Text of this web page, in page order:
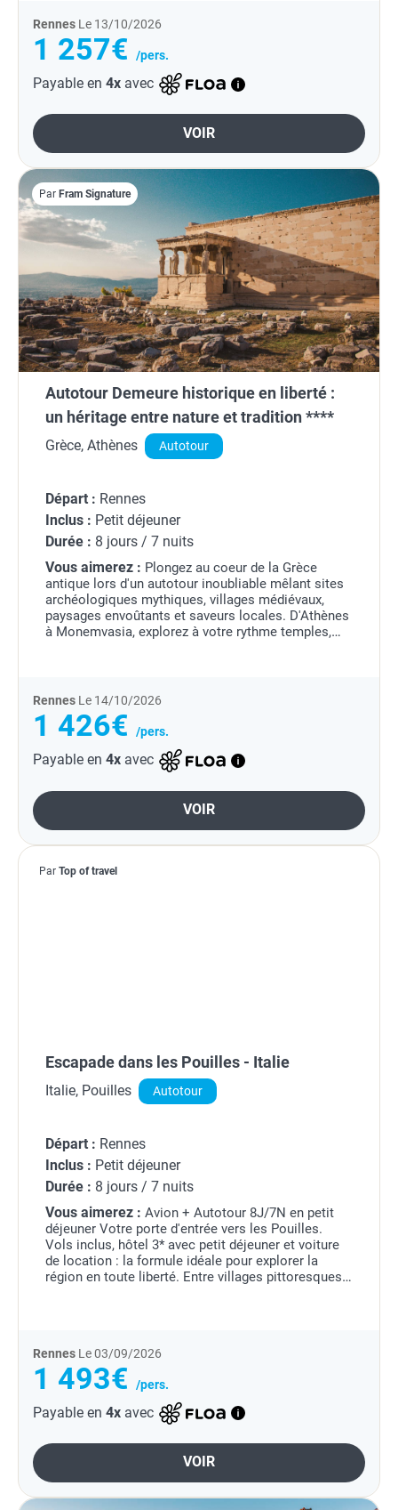
Rennes Le 13/10/2026
1 257€ /pers.
Payable en 4x avec
VOIR
Par Fram Signature
Autotour Demeure historique en liberté :
un héritage entre nature et tradition ****
Grèce, Athènes Autotour
Départ : Rennes
Inclus : Petit déjeuner
Durée : 8 jours / 7 nuits
Vous aimerez : Plongez au coeur de la Grèce
antique lors d'un autotour inoubliable mêlant sites
archéologiques mythiques, villages médiévaux,
paysages envoûtants et saveurs locales. D'Athènes
à Monemvasia, explorez à votre rythme temples,
Rennes Le 14/10/2026
1 426€ /pers.
Payable en 4x avec
VOIR
Par Top of travel
Escapade dans les Pouilles - Italie
Italie, Pouilles Autotour
Départ : Rennes
Inclus : Petit déjeuner
Durée : 8 jours / 7 nuits
Vous aimerez : Avion + Autotour 8J/7N en petit
déjeuner Votre porte d'entrée vers les Pouilles.
Vols inclus, hôtel 3* avec petit déjeuner et voiture
de location : la formule idéale pour explorer la
région en toute liberté. Entre villages pittoresques,
Rennes Le 03/09/2026
1 493€ /pers.
Payable en 4x avec
VOIR